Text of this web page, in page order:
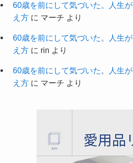
60歳を前にして気づいた。人生
え方に マーチ より
60歳を前にして気づいた。人生
え方に rin より
60歳を前にして気づいた。人生
え方に マーチ より